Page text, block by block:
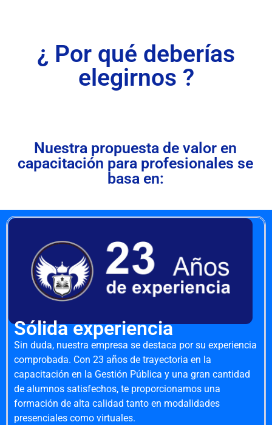
¿ Por qué deberías
elegirnos ?
Nuestra propuesta de valor en
capacitación para profesionales se
basa en:
Sólida experiencia
Sin duda, nuestra empresa se destaca por su experiencia
comprobada. Con 23 años de trayectoria en la
capacitación en la Gestión Pública y una gran cantidad
de alumnos satisfechos, te proporcionamos una
formación de alta calidad tanto en modalidades
presenciales como virtuales.